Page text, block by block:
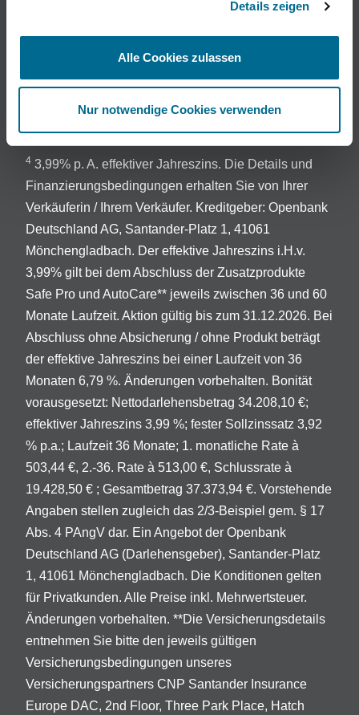
Details zeigen
Alle Cookies zulassen
Nur notwendige Cookies verwenden
Komplettradschutz für 24 Monate enthalten.
Abgedeckt sind Schäden durch eingefahrene
Gegenstände, Bordsteinkanten, Vandalismus,
Diebstahl und geplatzte Reifen.
4 3,99% p. A. effektiver Jahreszins. Die Details und
Finanzierungsbedingungen erhalten Sie von Ihrer
Verkäuferin / Ihrem Verkäufer. Kreditgeber: Openbank
Deutschland AG, Santander-Platz 1, 41061
Mönchengladbach. Der effektive Jahreszins i.H.v.
3,99% gilt bei dem Abschluss der Zusatzprodukte
Safe Pro und AutoCare** jeweils zwischen 36 und 60
Monate Laufzeit. Aktion gültig bis zum 31.12.2026. Bei
Abschluss ohne Absicherung / ohne Produkt beträgt
der effektive Jahreszins bei einer Laufzeit von 36
Monaten 6,79 %. Änderungen vorbehalten. Bonität
vorausgesetzt: Nettodarlehensbetrag 34.208,10 €;
effektiver Jahreszins 3,99 %; fester Sollzinssatz 3,92
% p.a.; Laufzeit 36 Monate; 1. monatliche Rate à
503,44 €, 2.-36. Rate à 513,00 €, Schlussrate à
19.428,50 € ; Gesamtbetrag 37.373,94 €. Vorstehende
Angaben stellen zugleich das 2/3-Beispiel gem. § 17
Abs. 4 PAngV dar. Ein Angebot der Openbank
Deutschland AG (Darlehensgeber), Santander-Platz
1, 41061 Mönchengladbach. Die Konditionen gelten
für Privatkunden. Alle Preise inkl. Mehrwertsteuer.
Änderungen vorbehalten. **Die Versicherungsdetails
entnehmen Sie bitte den jeweils gültigen
Versicherungsbedingungen unseres
Versicherungspartners CNP Santander Insurance
Europe DAC, 2nd Floor, Three Park Place, Hatch